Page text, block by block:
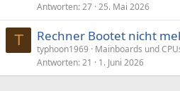
Antworten 27 25. Mai 2026
T Rechner Bootet nicht
typhoon1969
Mainboards und
Antworten 21 1. Juni 2026